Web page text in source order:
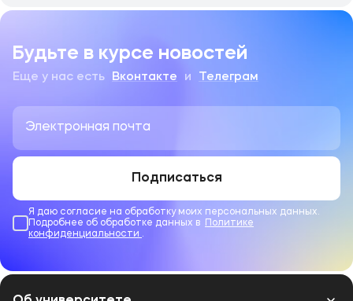
Будьте в курсе новостей
Еще у нас есть Вконтакте и Телеграм
Подписаться
Я даю согласие на обработку моих персональных данных.
Подробнее об обработке данных в
Политике
конфиденциальности .